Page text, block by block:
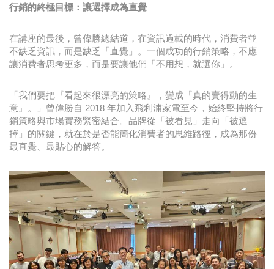
行銷的終極目標：讓選擇成為直覺
在講座的最後，曾偉勝總結道，在資訊過載的時代，消費者並
不缺乏資訊，而是缺乏「直覺」。一個成功的行銷策略，不應
讓消費者思考更多，而是要讓他們「不用想，就選你」。
「我們要把『看起來很漂亮的策略』，變成『真的賣得動的生
意』。」曾偉勝自 2018 年加入飛利浦家電至今，始終堅持將行
銷策略與市場實務緊密結合。品牌從「被看見」走向「被選
擇」的關鍵，就在於是否能簡化消費者的思維路徑，成為那份
最直覺、最貼心的解答。